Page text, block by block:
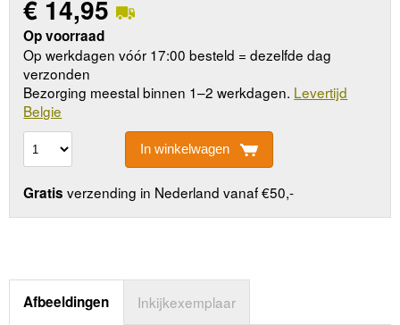
€ 14,95
Op voorraad
Op werkdagen vóór 17:00 besteld = dezelfde dag
verzonden
Bezorging meestal binnen 1–2 werkdagen. Levertijd
Belgie
In winkelwagen
Gratis verzending in Nederland vanaf €50,-
Afbeeldingen Inkijkexemplaar